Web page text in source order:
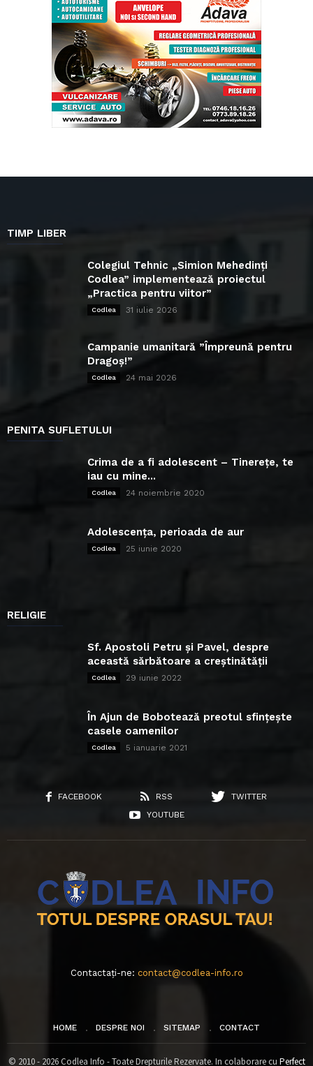
TIMP LIBER
Colegiul Tehnic „Simion Mehedinți
Codlea” implementează proiectul
„Practica pentru viitor”
Codlea 31 iulie 2026
Campanie umanitară ”Împreună pentru
Dragoș!”
Codlea 24 mai 2026
PENITA SUFLETULUI
Crima de a fi adolescent – Tinerețe, te
iau cu mine...
Codlea 24 noiembrie 2020
Adolescența, perioada de aur
Codlea 25 iunie 2020
RELIGIE
Sf. Apostoli Petru și Pavel, despre
această sărbătoare a creștinătății
Codlea 29 iunie 2022
În Ajun de Bobotează preotul sfințește
casele oamenilor
Codlea 5 ianuarie 2021
FACEBOOK RSS
TWITTER
YOUTUBE
Contactați-ne: contact@codlea-info.ro
HOME DESPRE NOI SITEMAP CONTACT
© 2010 - 2026 Codlea Info - Toate Drepturile Rezervate. In colaborare cu Perfect